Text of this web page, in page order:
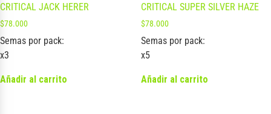
CRITICAL JACK HERER
$78.000
Semas por pack:
x3
Añadir al carrito
CRITICAL SUPER SILVER HAZE
$78.000
Semas por pack:
x5
Añadir al carrito